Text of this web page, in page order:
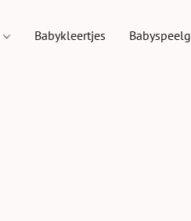
Babykleertjes